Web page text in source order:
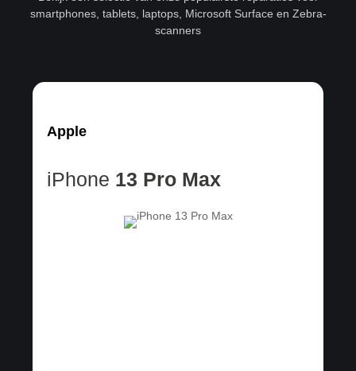
smartphones, tablets, laptops, Microsoft Surface en Zebra-
scanners
Apple
iPhone 13 Pro Max